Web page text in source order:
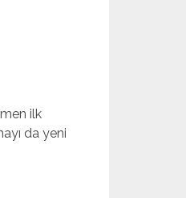
ilk
da yeni